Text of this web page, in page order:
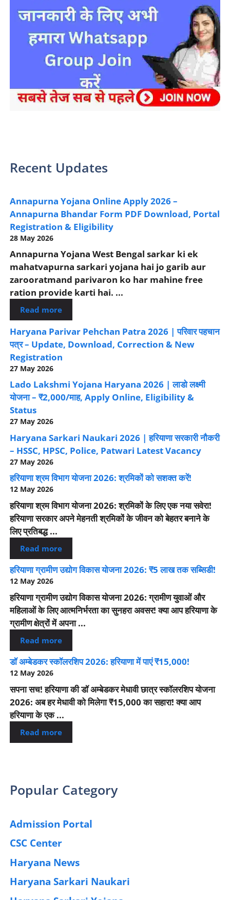
Recent Updates
Annapurna Yojana Online Apply 2026 –
Annapurna Bhandar Form PDF Download, Portal
Registration & Eligibility
28 May 2026
Annapurna Yojana West Bengal sarkar ki ek
mahatvapurna sarkari yojana hai jo garib aur
zarooratmand parivaron ko har mahine free
ration provide karti hai. ...
Read more
Haryana Parivar Pehchan Patra 2026 | परिवार पहचान
पत्र – Update, Download, Correction & New
Registration
27 May 2026
Lado Lakshmi Yojana Haryana 2026 | लाडो लक्ष्मी
योजना – ₹2,000/माह, Apply Online, Eligibility &
Status
27 May 2026
Haryana Sarkari Naukari 2026 | हरियाणा सरकारी नौकरी
– HSSC, HPSC, Police, Patwari Latest Vacancy
27 May 2026
हरियाणा श्रम विभाग योजना 2026: श्रमिकों को सशक्त करें!
12 May 2026
हरियाणा श्रम विभाग योजना 2026: श्रमिकों के लिए एक नया सवेरा!
हरियाणा सरकार अपने मेहनती श्रमिकों के जीवन को बेहतर बनाने के
लिए प्रतिबद्ध ...
Read more
हरियाणा ग्रामीण उद्योग विकास योजना 2026: ₹5 लाख तक सब्सिडी!
12 May 2026
हरियाणा ग्रामीण उद्योग विकास योजना 2026: ग्रामीण युवाओं और
महिलाओं के लिए आत्मनिर्भरता का सुनहरा अवसर! क्या आप हरियाणा के
ग्रामीण क्षेत्रों में अपना ...
Read more
डॉ अम्बेडकर स्कॉलरशिप 2026: हरियाणा में पाएं ₹15,000!
12 May 2026
सपना सच! हरियाणा की डॉ अम्बेडकर मेधावी छात्र स्कॉलरशिप योजना
2026: अब हर मेधावी को मिलेगा ₹15,000 का सहारा! क्या आप
हरियाणा के एक ...
Read more
Popular Category
Admission Portal
CSC Center
Haryana News
Haryana Sarkari Naukari